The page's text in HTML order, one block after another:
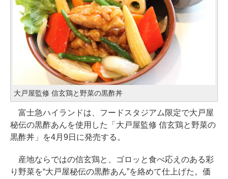
大戸屋監修 信玄鶏と野菜の黒酢丼
富士急ハイランドは、フードスタジアム限定で大戸屋
秘伝の黒酢あんを使用した「大戸屋監修 信玄鶏と野菜の
黒酢丼」を4月9日に発売する。
産地ならではの信玄鶏と、ゴロッと食べ応えのある彩
り野菜を“大戸屋秘伝の黒酢あん”を絡めて仕上げた。価